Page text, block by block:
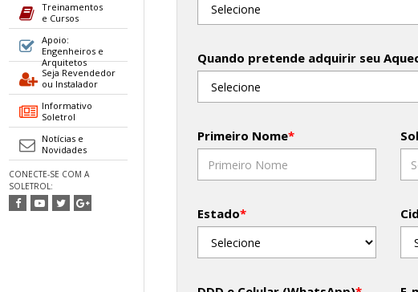
Treinamentos
e Cursos
Apoio:
Engenheiros e
Arquitetos
Seja Revendedor
ou Instalador
Informativo
Soletrol
Notícias e
Novidades
CONECTE-SE COM A
SOLETROL:
Quando pretende adquirir seu
Primeiro Nome*
Estado*